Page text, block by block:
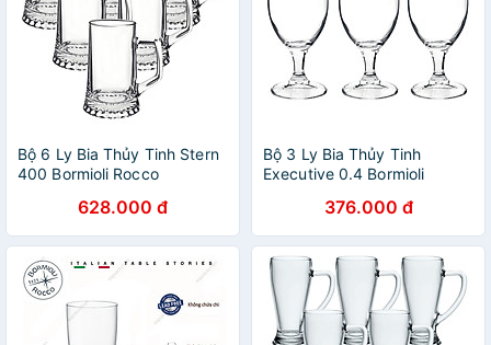
Bộ 6 Ly Bia Thủy Tinh Stern
400 Bormioli Rocco
628.000 đ
Bộ 3 Ly Bia Thủy Tinh
Executive 0.4 Bormioli
(530ml / Ly)376.000 đ